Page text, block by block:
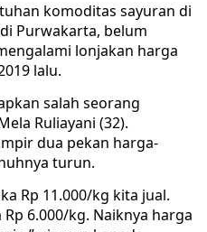
komoditas sayuran di
Purwakarta, belum
lonjakan harga
lalu.
salah seorang
Ruliayani (32).
dua pekan harga-
turun.
Rp 11.000/kg kita jual.
6.000/kg. Naiknya harga